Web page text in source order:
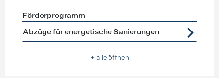
Förderprogramme Steuerabzüge
Förderprogramm
Abzüge für energetische Sanierungen
+ alle öffnen